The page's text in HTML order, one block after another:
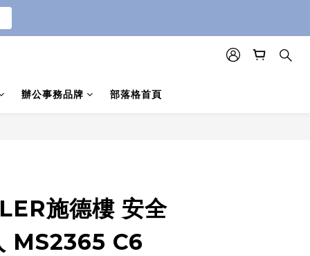
辦公事務品牌 部落格首頁
施德樓 安全
MS2365 C6